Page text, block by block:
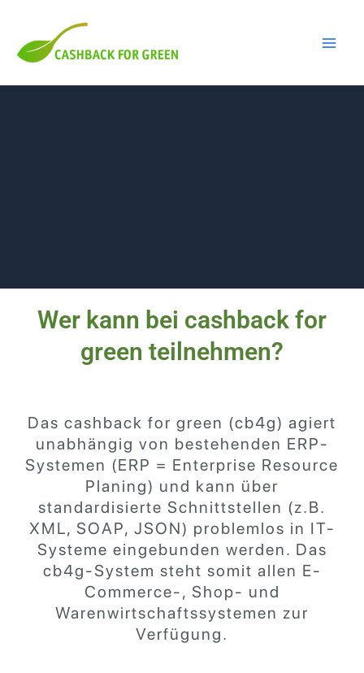
springen
MITMACHEN
Wer kann bei cashback for
green teilnehmen?
Das cashback for green (cb4g) agiert
unabhängig von bestehenden ERP-
Systemen (ERP = Enterprise Resource
Planing) und kann über
standardisierte Schnittstellen (z.B.
XML, SOAP, JSON) problemlos in IT-
Systeme eingebunden werden. Das
cb4g-System steht somit allen E-
Commerce-, Shop- und
Warenwirtschaftssystemen zur
Verfügung.